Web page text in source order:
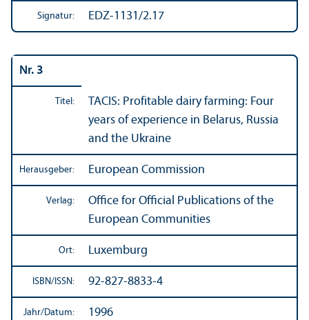
Signatur: EDZ-1131/2.17
Nr. 3
Titel:
TACIS: Profitable dairy farming: Four
years of experience in Belarus, Russia
and the Ukraine
Herausgeber: European Commission
Verlag:
Office for Official Publications of the
European Communities
Ort: Luxemburg
ISBN/ ISSN: 92-827-8833-4
Jahr/Datum: 1996